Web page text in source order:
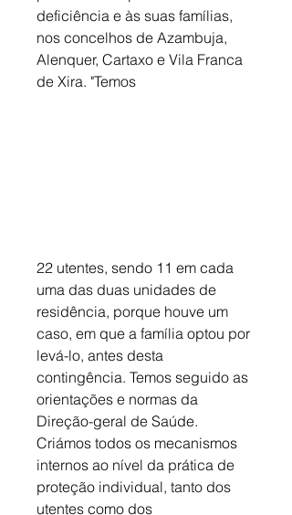
deficiência e às suas famílias,
nos concelhos de Azambuja,
Alenquer, Cartaxo e Vila Franca
de Xira. "Temos
22 utentes, sendo 11 em cada
uma das duas unidades de
residência, porque houve um
caso, em que a família optou por
levá-lo, antes desta
contingência. Temos seguido as
orientações e normas da
Direção-geral de Saúde.
Criámos todos os mecanismos
internos ao nível da prática de
proteção individual, tanto dos
utentes como dos